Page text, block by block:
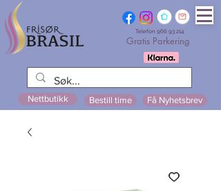
Telefon 966 93 214
Nettbutikk Bestill time Få Nyhetsbrev
Gratis Parkering